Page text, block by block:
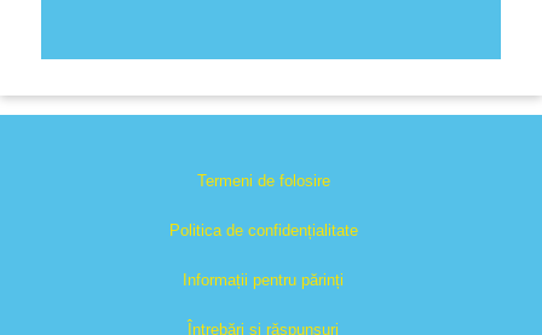
Termeni de folosire
Politica de confidențialitate
Informații pentru părinți
Întrebări și răspunsuri